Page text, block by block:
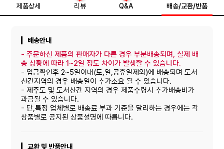
제품상세 리뷰 Q&A 배송/교환/반품
배송안내
-주문하신 제품의 판매자가 다른 경우 부분배송되며, 실제 배
송 상황에 따라 1~2일 정도 차이가 발생할 수 있습니다.
- 입금확인후 2~5일이내(토,일,공휴일제외)에 배송되며 도서
산간지역의 경우 배송일이 추가소요 될 수 있습니다.
- 제주도 및 도서산간 지역의 경우 제품수령시 추가배송비가
과금될 수 있습니다.
- 단,특정 업체별로 배송료 부과 기준을 달리하는 경우에는 각
상품별로 공지된 상품설명에 따릅니다.
교환 및 반품안내